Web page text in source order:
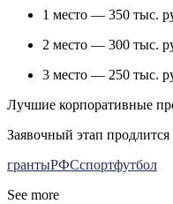
1 место — 350 тыс.
2 место — 300 тыс.
3 место — 250 тыс.
Лучшие корпоративные
Заявочный этап
грантыРФСспортфутбол
See more